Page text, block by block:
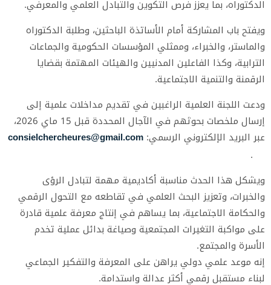
الدكتوراه، بما يعزز فرص التكوين والتبادل العلمي والمعرفي.
ويفتح باب المشاركة أمام الأساتذة الباحثين، وطلبة الدكتوراه
والماستر، والخبراء، وممثلي المؤسسات الحكومية والجماعات
الترابية، وكذا الفاعلين المدنيين والهيئات المهتمة بقضايا
الرقمنة والتنمية الاجتماعية.
ودعت اللجنة العلمية الراغبين في تقديم مداخلات علمية إلى
إرسال ملخصات بحوثهم في الآجال المحددة قبل 15 ماي 2026،
عبر البريد الإلكتروني الرسمي: consielchercheures@gmail.com
.
ويشكل هذا الحدث مناسبة أكاديمية مهمة لتبادل الرؤى
والخبرات، وتعزيز البحث العلمي في تقاطعه مع التحول الرقمي
والحكامة الاجتماعية، بما يساهم في إنتاج معرفة علمية قادرة
على مواكبة التغيرات المجتمعية وصياغة بدائل عملية تخدم
الأسرة والمجتمع.
إنه موعد علمي دولي يراهن على المعرفة والتفكير الجماعي
لبناء مستقبل رقمي أكثر عدالة واستدامة.